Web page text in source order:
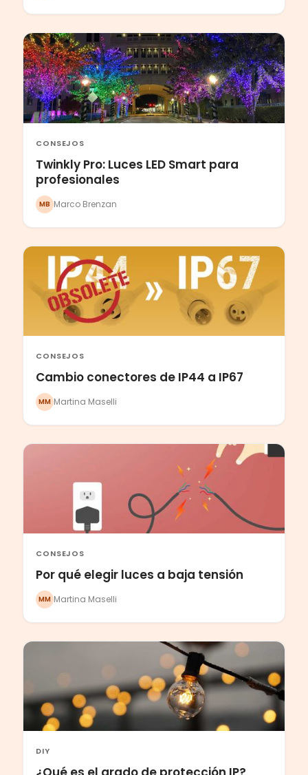
CONSEJOS
Twinkly Pro: Luces LED Smart para
profesionales
MB Marco Brenzan
CONSEJOS
Cambio conectores de IP44 a IP67
MM Martina Maselli
CONSEJOS
Por qué elegir luces a baja tensión
MM Martina Maselli
DIY